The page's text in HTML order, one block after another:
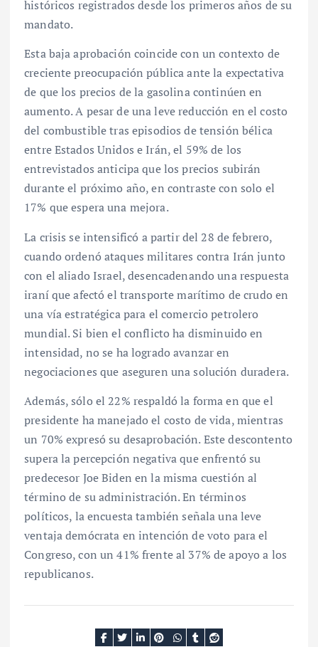
históricos registrados desde los primeros años de su
mandato.
Esta baja aprobación coincide con un contexto de
creciente preocupación pública ante la expectativa
de que los precios de la gasolina continúen en
aumento. A pesar de una leve reducción en el costo
del combustible tras episodios de tensión bélica
entre Estados Unidos e Irán, el 59% de los
entrevistados anticipa que los precios subirán
durante el próximo año, en contraste con solo el
17% que espera una mejora.
La crisis se intensificó a partir del 28 de febrero,
cuando ordenó ataques militares contra Irán junto
con el aliado Israel, desencadenando una respuesta
iraní que afectó el transporte marítimo de crudo en
una vía estratégica para el comercio petrolero
mundial. Si bien el conflicto ha disminuido en
intensidad, no se ha logrado avanzar en
negociaciones que aseguren una solución duradera.
Además, sólo el 22% respaldó la forma en que el
presidente ha manejado el costo de vida, mientras
un 70% expresó su desaprobación. Este descontento
supera la percepción negativa que enfrentó su
predecesor Joe Biden en la misma cuestión al
término de su administración. En términos
políticos, la encuesta también señala una leve
ventaja demócrata en intención de voto para el
Congreso, con un 41% frente al 37% de apoyo a los
republicanos.